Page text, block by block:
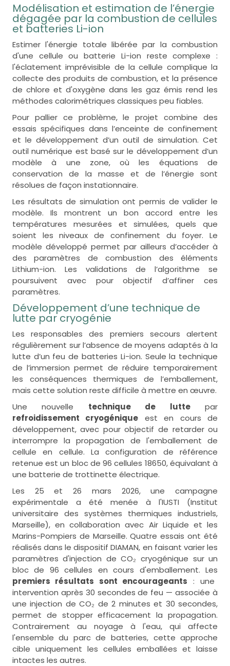
Modélisation et estimation de l’énergie
dégagée par la combustion de cellules
et batteries Li-ion
Estimer l'énergie totale libérée par la combustion
d'une cellule ou batterie Li-ion reste complexe :
l'éclatement imprévisible de la cellule complique la
collecte des produits de combustion, et la présence
de chlore et d'oxygène dans les gaz émis rend les
méthodes calorimétriques classiques peu fiables.
Pour pallier ce problème, le projet combine des
essais spécifiques dans l’enceinte de confinement
et le développement d’un outil de simulation. Cet
outil numérique est basé sur le développement d’un
modèle à une zone, où les équations de
conservation de la masse et de l’énergie sont
résolues de façon instationnaire.
Les résultats de simulation ont permis de valider le
modèle. Ils montrent un bon accord entre les
températures mesurées et simulées, quels que
soient les niveaux de confinement du foyer. Le
modèle développé permet par ailleurs d’accéder à
des paramètres de combustion des éléments
Lithium-ion. Les validations de l’algorithme se
poursuivent avec pour objectif d’affiner ces
paramètres.
Développement d’une technique de
lutte par cryogénie
Les responsables des premiers secours alertent
régulièrement sur l’absence de moyens adaptés à la
lutte d’un feu de batteries Li-ion. Seule la technique
de l’immersion permet de réduire temporairement
les conséquences thermiques de l’emballement,
mais cette solution reste difficile à mettre en œuvre.
Une nouvelle technique de luttepar
refroidissement cryogénique est en cours de
développement, avec pour objectif de retarder ou
interrompre la propagation de l'emballement de
cellule en cellule. La configuration de référence
retenue est un bloc de 96 cellules 18650, équivalant à
une batterie de trottinette électrique.
Les 25 et 26 mars 2026, une campagne
expérimentale a été menée à l'IUSTI (Institut
universitaire des systèmes thermiques industriels,
Marseille), en collaboration avec Air Liquide et les
Marins-Pompiers de Marseille. Quatre essais ont été
réalisés dans le dispositif DIAMAN, en faisant varier les
paramètres d'injection de CO₂ cryogénique sur un
bloc de 96 cellules en cours d'emballement. Les
premiers résultats sont encourageants : une
intervention après 30 secondes de feu — associée à
une injection de CO₂ de 2 minutes et 30 secondes,
permet de stopper efficacement la propagation.
Contrairement au noyage à l'eau, qui affecte
l'ensemble du parc de batteries, cette approche
cible uniquement les cellules emballées et laisse
intactes les autres.